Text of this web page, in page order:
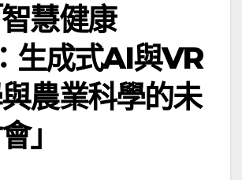
慧健康
生成式AI與VR
農業科學的未
」